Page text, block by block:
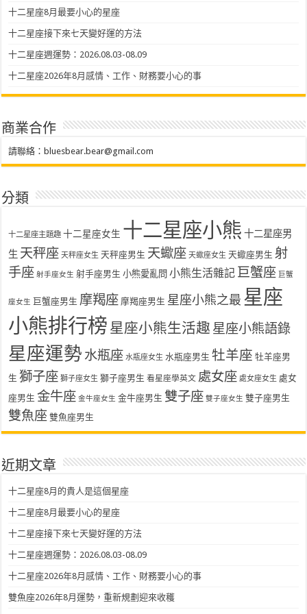
十二星座8月最要小心的星座
十二星座接下來七天變好運的方法
十二星座週運勢：2026.08.03-08.09
十二星座2026年8月感情、工作、財務要小心的事
商業合作
請聯絡：bluesbear.bear@gmail.com
分類
十二星座主題趣 十二星座女生 十二星座小熊 十二星座男
生 天秤座 天秤座女生 天秤座男生 天蠍座 天蠍座女生 天蠍座男生 射
手座 射手座女生 射手座男生 小熊愛亂問 小熊生活雜記 巨蟹座 巨蟹
座女生 巨蟹座男生 摩羯座 摩羯座男生 星座小熊之最 星座
小熊排行榜 星座小熊生活趣 星座小熊語錄
星座運勢 水瓶座 水瓶座女生 水瓶座男生 牡羊座 牡羊座男
生 獅子座 獅子座女生 獅子座男生 看星座學英文 處女座 處女座女生 處女
座男生 金牛座 金牛座女生 金牛座男生 雙子座 雙子座女生 雙子座男生
雙魚座 雙魚座男生
近期文章
十二星座8月的貴人是這個星座
十二星座8月最要小心的星座
十二星座接下來七天變好運的方法
十二星座週運勢：2026.08.03-08.09
十二星座2026年8月感情、工作、財務要小心的事
雙魚座2026年8月運勢，重新規劃迎來收穫